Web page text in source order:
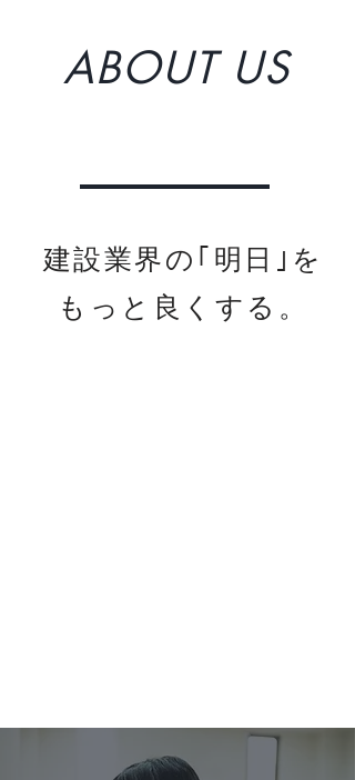
ABOUT US
建設業界の｢明日｣を
もっと良くする。